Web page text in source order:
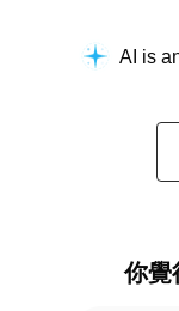
AI is
你覺